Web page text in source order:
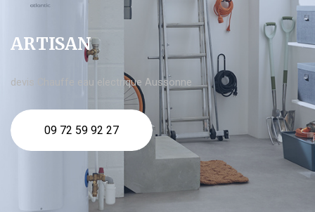
ARTISAN
devis Chauffe eau electrique Aussonne
09 72 59 92 27